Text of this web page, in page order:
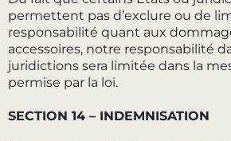
permettent pas d’exclure ou de
responsabilité quant aux
accessoires, notre responsabilité
juridictions sera limitée dans la
permise par la loi.
SECTION 14 – INDEMNISATION